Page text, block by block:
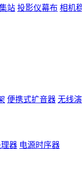
站 投影仪幕布 相机
便携式扩音器 无线
器 电源时序器